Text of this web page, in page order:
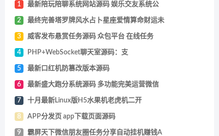
1 最新陪玩陪聊系统网站源码 娱乐交友系统公
2 最终完善塔罗牌风水占卜星座爱情算命财运未
3 威客发布悬赏任务源码 众包平台 在线任务
4 PHP+WebSocket聊天室源码：支
5 最新口红机防篡改版本源码
6 最新盛大跑分系统源码 多功能完美运营微信
7 十月最新Linux版H5水果机老虎机二开
8 APP分发页 app下载页面源码
9 霸屏天下微信朋友圈任务分享自动挂机赚钱A